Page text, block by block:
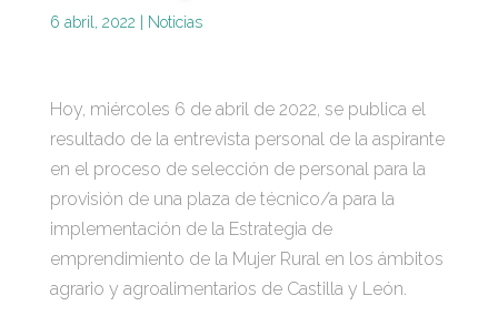
6 abril, 2022 Noticias
Hoy, miércoles 6 de abril de 2022, se publica el
resultado de la entrevista personal de la aspirante
en el proceso de selección de personal para la
provisión de una plaza de técnico/a para la
implementación de la Estrategia de
emprendimiento de la Mujer Rural en los ámbitos
agrario y agroalimentarios de Castilla y León.